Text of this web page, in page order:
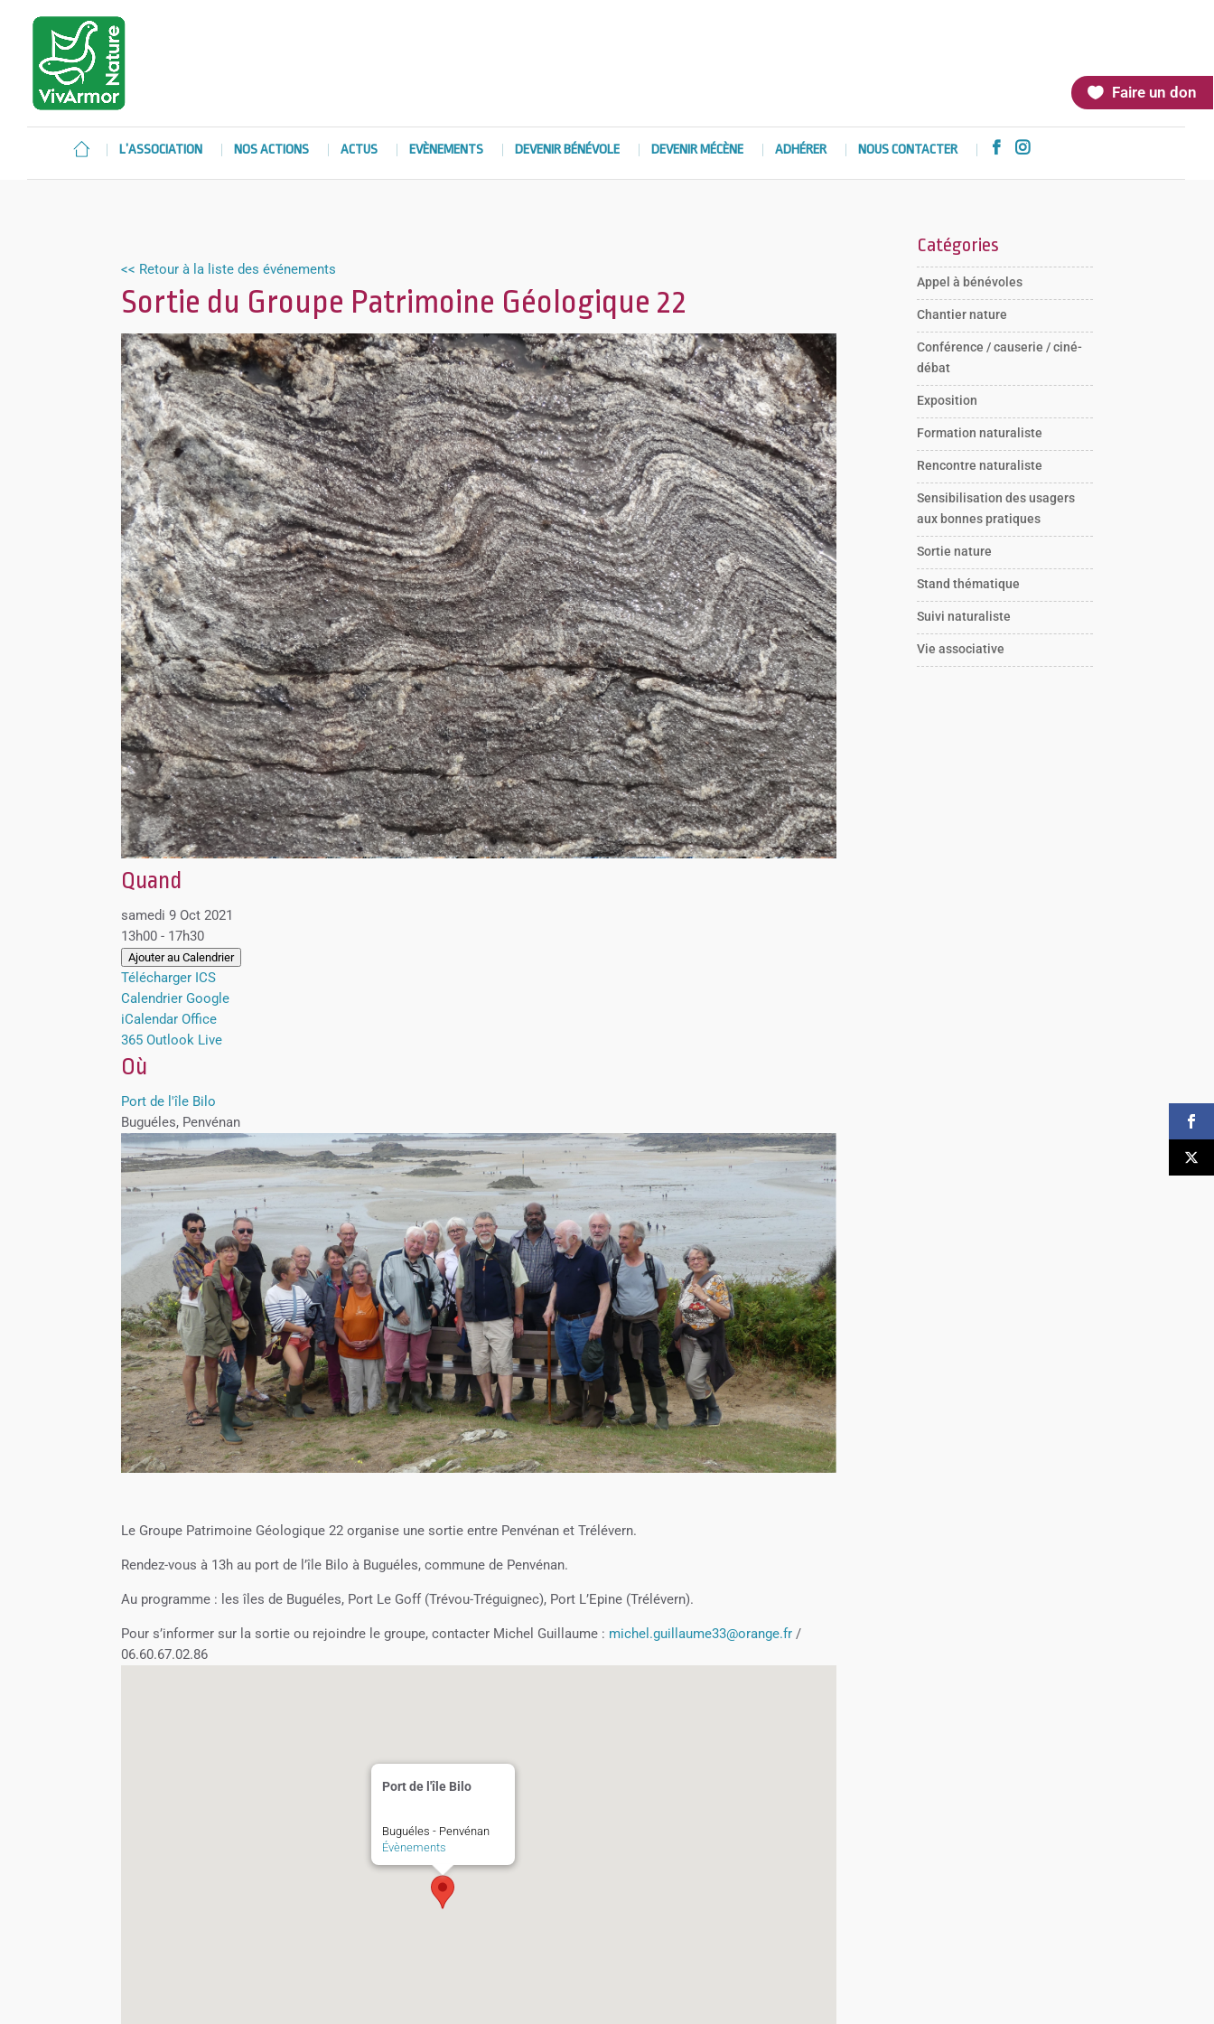
Faire un don
L’ASSOCIATION NOS ACTIONS ACTUS EVÈNEMENTS DEVENIR BÉNÉVOLE DEVENIR MÉCÈNE ADHÉRER NOUS CONTACTER  
<< Retour à la liste des événements
Sortie du Groupe Patrimoine Géologique 22
Quand
samedi 9 Oct 2021
13h00 - 17h30
Ajouter au Calendrier
Télécharger ICS
Calendrier Google
iCalendar Office
365 Outlook Live
Où
Port de l'île Bilo
Buguéles, Penvénan
Le Groupe Patrimoine Géologique 22 organise une sortie entre Penvénan et Trélévern.
Rendez-vous à 13h au port de l’île Bilo à Buguéles, commune de Penvénan.
Au programme : les îles de Buguéles, Port Le Goff (Trévou-Tréguignec), Port L’Epine (Trélévern).
Pour s’informer sur la sortie ou rejoindre le groupe, contacter Michel Guillaume : michel.guillaume33@orange.fr /
06.60.67.02.86
Port de l'île Bilo
Buguéles - Penvénan
Évènements
Catégories
Appel à bénévoles
Chantier nature
Conférence / causerie / ciné-
débat
Exposition
Formation naturaliste
Rencontre naturaliste
Sensibilisation des usagers
aux bonnes pratiques
Sortie nature
Stand thématique
Suivi naturaliste
Vie associative